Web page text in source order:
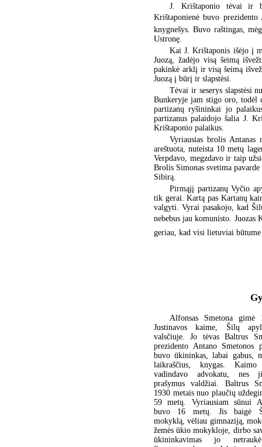
J. Krištaponio tėvai ir
Krištaponienė buvo prezidento
knygnešys. Buvo raštingas,
Ustronę.
Kai J. Krištaponis išėjo į
Juozą, žadėjo visą šeimą
pakinkė arklį ir visą šeimą
Juozą į būrį ir slapstėsi.
Tėvai ir seserys slapstėsi
Bunkeryje jam stigo oro, todėl
partizanų ryšininkai jo
partizanus palaidojo šalia J.
Krištaponio palaikus.
Vyriausias brolis
areštuota, nuteista 10 metų
Verpdavo, megzdavo ir taip
Brolis Simonas svetima
Sibirą.
Pirmąjį partizanų Vyčio
tik gerai. Kartą pas Kartanų
valgyti. Vyrai pasakojo, kad
nebebus jau komunisto. Juozas
geriau, kad visi lietuviai būtume
Alfonsas Smetona gimė
Justinavos kaime, Šilų
valsčiuje. Jo tėvas Baltrus
prezidento Antano Smetonos
buvo ūkininkas, labai gabus,
laikraščius, knygas.
vadindavo advokatu, nes
prašymus valdžiai. Baltrus
1930 metais nuo plaučių
59 metų. Vyriausiam sūnui
buvo 16 metų. Jis baigė
mokyklą, vėliau gimnaziją,
žemės ūkio mokykloje, dirbo
ūkininkavimas jo